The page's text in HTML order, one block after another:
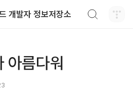
개발자 정보저장소
아름다워